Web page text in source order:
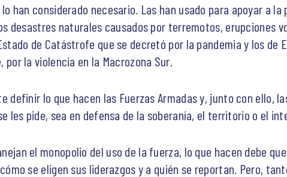
han considerado necesario. Las han usado para apoyar a
desastres naturales causados por terremotos, erupciones
de Catástrofe que se decretó por la pandemia y los de
la violencia en la Macrozona Sur.
definir lo que hacen las Fuerzas Armadas y, junto con ello,
les pide, sea en defensa de la soberanía, el territorio o el
el monopolio del uso de la fuerza, lo que hacen debe
se eligen sus liderazgos y a quién se reportan. Pero,